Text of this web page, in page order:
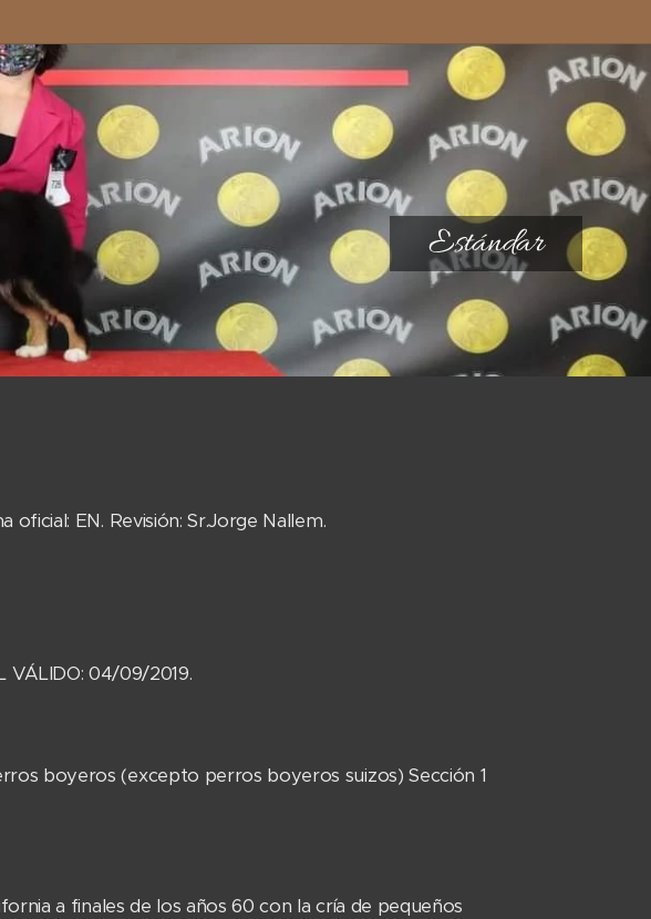
Estándar
oficial: EN. Revisión: Sr.Jorge Nallem.
VÁLIDO: 04/09/2019.
boyeros (excepto perros boyeros suizos) Sección 1
a finales de los años 60 con la cría de pequeños